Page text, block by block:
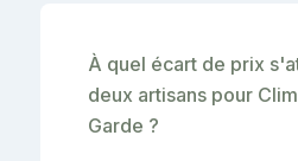
À quel écart de prix
deux artisans pour
Garde ?